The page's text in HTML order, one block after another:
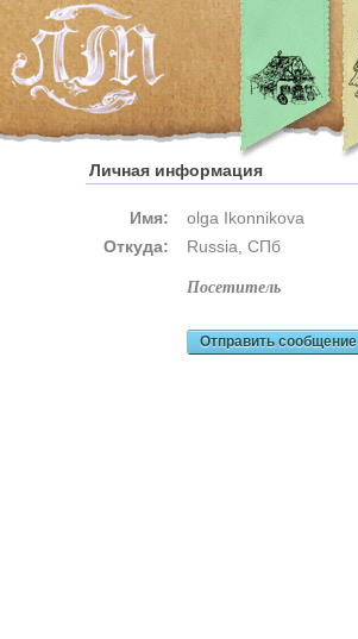
Личная информация
Имя:
olga Ikonnikova
Откуда:
Russia, СПб
посетитель
Отправить сообщение